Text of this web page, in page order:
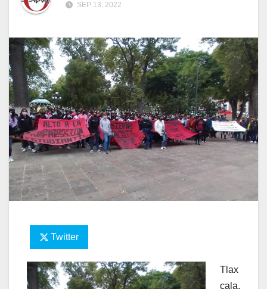
SEP 13, 2022
Twitter
Tlax
cala,